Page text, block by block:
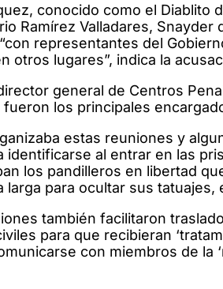
conocido como el Diablito
Ramírez Valladares,
representantes del
otros lugares”, indica la
general de Centros
los principales
estas reuniones y
identificarse al entrar en las
los pandilleros en libertad
larga para ocultar sus
también facilitaron
para que recibieran
con miembros de la